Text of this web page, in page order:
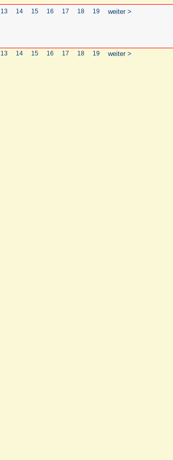
13 14 15 16 17 18 19
weiter >
13 14 15 16 17 18 19 weiter >